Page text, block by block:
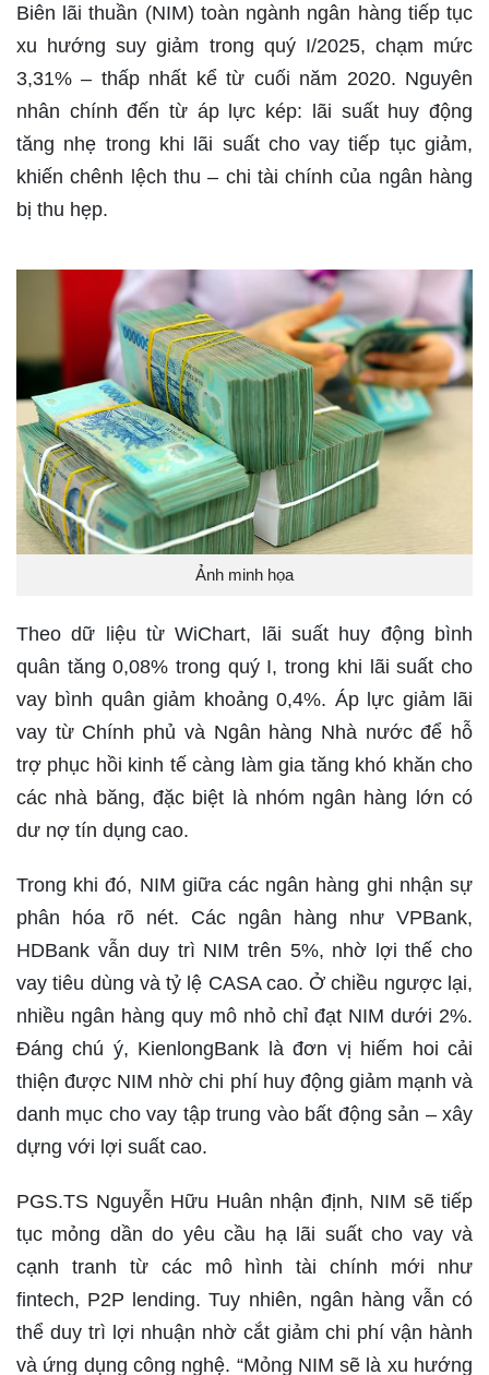
Biên lãi thuần (NIM) toàn ngành ngân hàng tiếp tục
xu hướng suy giảm trong quý I/2025, chạm mức
3,31% – thấp nhất kể từ cuối năm 2020. Nguyên
nhân chính đến từ áp lực kép: lãi suất huy động
tăng nhẹ trong khi lãi suất cho vay tiếp tục giảm,
khiến chênh lệch thu – chi tài chính của ngân hàng
bị thu hẹp.
Ảnh minh họa
Theo dữ liệu từ WiChart, lãi suất huy động bình
quân tăng 0,08% trong quý I, trong khi lãi suất cho
vay bình quân giảm khoảng 0,4%. Áp lực giảm lãi
vay từ Chính phủ và Ngân hàng Nhà nước để hỗ
trợ phục hồi kinh tế càng làm gia tăng khó khăn cho
các nhà băng, đặc biệt là nhóm ngân hàng lớn có
dư nợ tín dụng cao.
Trong khi đó, NIM giữa các ngân hàng ghi nhận sự
phân hóa rõ nét. Các ngân hàng như VPBank,
HDBank vẫn duy trì NIM trên 5%, nhờ lợi thế cho
vay tiêu dùng và tỷ lệ CASA cao. Ở chiều ngược lại,
nhiều ngân hàng quy mô nhỏ chỉ đạt NIM dưới 2%.
Đáng chú ý, KienlongBank là đơn vị hiếm hoi cải
thiện được NIM nhờ chi phí huy động giảm mạnh và
danh mục cho vay tập trung vào bất động sản – xây
dựng với lợi suất cao.
PGS.TS Nguyễn Hữu Huân nhận định, NIM sẽ tiếp
tục mỏng dần do yêu cầu hạ lãi suất cho vay và
cạnh tranh từ các mô hình tài chính mới như
fintech, P2P lending. Tuy nhiên, ngân hàng vẫn có
thể duy trì lợi nhuận nhờ cắt giảm chi phí vận hành
và ứng dụng công nghệ. “Mỏng NIM sẽ là xu hướng